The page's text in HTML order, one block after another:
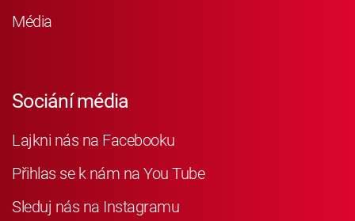
Média
Sociání média
Lajkni nás na Facebooku
Přihlas se k nám na You Tube
Sleduj nás na Instagramu